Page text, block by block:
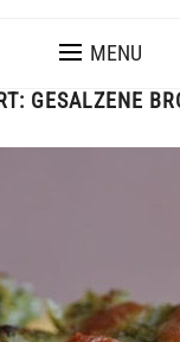
MENU
GESALZENE